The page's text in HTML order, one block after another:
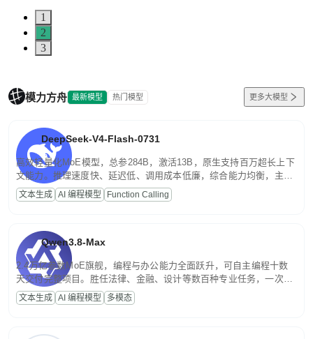
1
2
3
模力方舟 最新模型 热门模型 更多大模型
DeepSeek-V4-Flash-0731
高效轻量化MoE模型，总参284B，激活13B，原生支持百万超长上下
文能力。推理速度快、延迟低、调用成本低廉，综合能力均衡，主打
高并发、轻量化任务，适合日常对话、内容创作、基础 RAG、批量
文案处理等普惠刚需场景。
文本生成 AI 编程模型 Function Calling
Qwen3.8-Max
2.4万亿参数MoE旗舰，编程与办公能力全面跃升，可自主编程十数
天交付完整项目。胜任法律、金融、设计等数百种专业任务，一次对
话端到端交付生产级成果。原生视觉理解贯穿规划、执行与验证全流
程，支持超长文档与长视频的深度语义解析。长程任务中自主规划与
文本生成 AI 编程模型 多模态